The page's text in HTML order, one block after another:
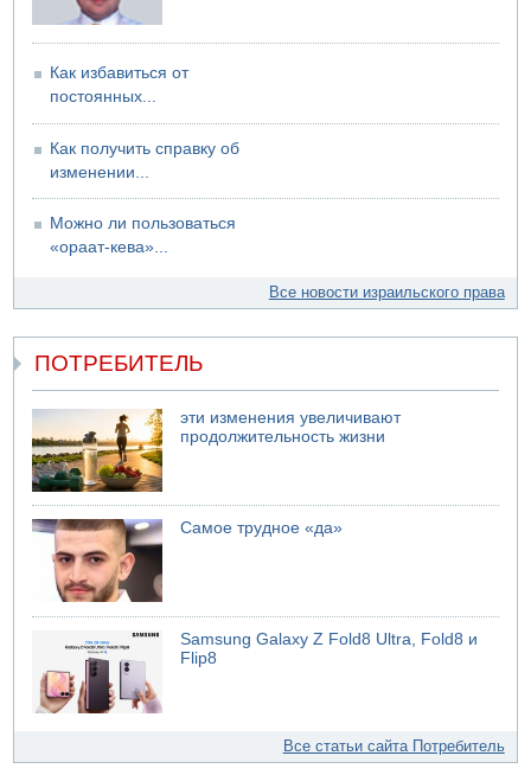
Как избавиться от
постоянных...
Как получить справку об
изменении...
Можно ли пользоваться
«ораат-кева»...
Все новости израильского права
ПОТРЕБИТЕЛЬ
эти изменения увеличивают
продолжительность жизни
Самое трудное «да»
Samsung Galaxy Z Fold8 Ultra, Fold8 и
Flip8
Все статьи сайта Потребитель